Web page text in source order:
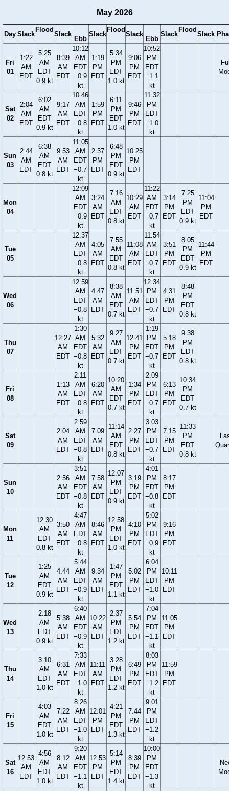
May 2026
Day Slack
Flood
Slack
Ebb
Slack
Flood
Slack
Ebb
Slack
Flood
Slack
Fri
01
1:22
AM
EDT
5:25
AM
EDT
0.9 kt
8:39
AM
EDT
10:12
AM
EDT
−0.9
kt
1:19
PM
EDT
5:34
PM
EDT
1.0 kt
9:06
PM
EDT
10:52
PM
EDT
−1.1
kt
Sat
02
2:04
AM
EDT
6:02
AM
EDT
0.9 kt
9:17
AM
EDT
10:46
AM
EDT
−0.8
kt
1:59
PM
EDT
6:11
PM
EDT
1.0 kt
9:46
PM
EDT
11:32
PM
EDT
−1.0
kt
Sun
03
2:44
AM
EDT
6:38
AM
EDT
0.8 kt
9:53
AM
EDT
11:05
AM
EDT
−0.7
kt
2:37
PM
EDT
6:48
PM
EDT
0.9 kt
10:25
PM
EDT
Mon
04
12:09
AM
EDT
−0.9
kt
3:24
AM
EDT
7:16
AM
EDT
0.8 kt
10:29
AM
EDT
11:22
AM
EDT
−0.7
kt
3:14
PM
EDT
7:25
PM
EDT
0.9 kt
11:04
PM
EDT
Tue
05
12:37
AM
EDT
−0.8
kt
4:05
AM
EDT
7:55
AM
EDT
0.8 kt
11:08
AM
EDT
11:54
AM
EDT
−0.7
kt
3:51
PM
EDT
8:05
PM
EDT
0.9 kt
11:44
PM
EDT
Wed
06
12:59
AM
EDT
−0.8
kt
4:47
AM
EDT
8:38
AM
EDT
0.7 kt
11:51
AM
EDT
12:34
PM
EDT
−0.7
kt
4:31
PM
EDT
8:48
PM
EDT
0.8 kt
Thu
07
12:27
AM
EDT
1:30
AM
EDT
−0.8
kt
5:32
AM
EDT
9:27
AM
EDT
0.7 kt
12:41
PM
EDT
1:19
PM
EDT
−0.7
kt
5:18
PM
EDT
9:38
PM
EDT
0.8 kt
Fri
08
1:13
AM
EDT
2:11
AM
EDT
−0.8
kt
6:20
AM
EDT
10:20
AM
EDT
0.7 kt
1:34
PM
EDT
2:09
PM
EDT
−0.7
kt
6:13
PM
EDT
10:34
PM
EDT
0.7 kt
Sat
09
2:04
AM
EDT
2:59
AM
EDT
−0.8
kt
7:09
AM
EDT
11:14
AM
EDT
0.8 kt
2:27
PM
EDT
3:03
PM
EDT
−0.7
kt
7:15
PM
EDT
11:33
PM
EDT
0.8 kt
Sun
10
2:56
AM
EDT
3:51
AM
EDT
−0.8
kt
7:58
AM
EDT
12:07
PM
EDT
0.9 kt
3:19
PM
EDT
4:01
PM
EDT
−0.8
kt
8:17
PM
EDT
Mon
11
12:30
AM
EDT
0.8 kt
3:50
AM
EDT
4:47
AM
EDT
−0.8
kt
8:46
AM
EDT
12:58
PM
EDT
1.0 kt
4:10
PM
EDT
5:02
PM
EDT
−0.9
kt
9:16
PM
EDT
Tue
12
1:25
AM
EDT
0.9 kt
4:44
AM
EDT
5:44
AM
EDT
−0.9
kt
9:34
AM
EDT
1:47
PM
EDT
1.1 kt
5:02
PM
EDT
6:04
PM
EDT
−1.0
kt
10:11
PM
EDT
Wed
13
2:18
AM
EDT
0.9 kt
5:38
AM
EDT
6:40
AM
EDT
−0.9
kt
10:22
AM
EDT
2:37
PM
EDT
1.2 kt
5:54
PM
EDT
7:04
PM
EDT
−1.1
kt
11:05
PM
EDT
Thu
14
3:10
AM
EDT
1.0 kt
6:31
AM
EDT
7:33
AM
EDT
−1.0
kt
11:11
AM
EDT
3:28
PM
EDT
1.2 kt
6:49
PM
EDT
8:03
PM
EDT
−1.2
kt
11:59
PM
EDT
Fri
15
4:03
AM
EDT
1.0 kt
7:22
AM
EDT
8:26
AM
EDT
−1.0
kt
12:01
PM
EDT
4:21
PM
EDT
1.3 kt
7:44
PM
EDT
9:01
PM
EDT
−1.2
kt
Sat
16
12:53
AM
EDT
4:56
AM
EDT
1.0 kt
8:12
AM
EDT
9:20
AM
EDT
−1.1
kt
12:53
PM
EDT
5:14
PM
EDT
1.4 kt
8:39
PM
EDT
10:00
PM
EDT
−1.3
kt